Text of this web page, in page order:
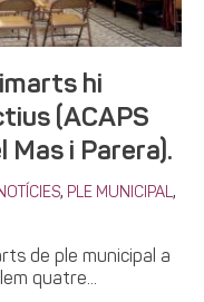
hi
(ACAPS
Mas i Parera).
, PLE MUNICIPAL,
de ple municipal a
quatre...